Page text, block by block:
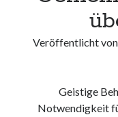
Veröffentlicht von
Geistige
Notwendigkeit